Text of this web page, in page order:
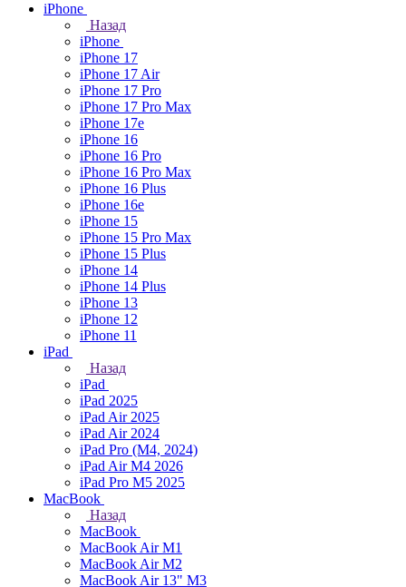
iPhone
Назад
iPhone
iPhone 17
iPhone 17 Air
iPhone 17 Pro
iPhone 17 Pro Max
iPhone 17e
iPhone 16
iPhone 16 Pro
iPhone 16 Pro Max
iPhone 16 Plus
iPhone 16e
iPhone 15
iPhone 15 Pro Max
iPhone 15 Plus
iPhone 14
iPhone 14 Plus
iPhone 13
iPhone 12
iPhone 11
iPad
Назад
iPad
iPad 2025
iPad Air 2025
iPad Air 2024
iPad Pro (M4, 2024)
iPad Air M4 2026
iPad Pro M5 2025
MacBook
Назад
MacBook
MacBook Air M1
MacBook Air M2
MacBook Air 13" M3